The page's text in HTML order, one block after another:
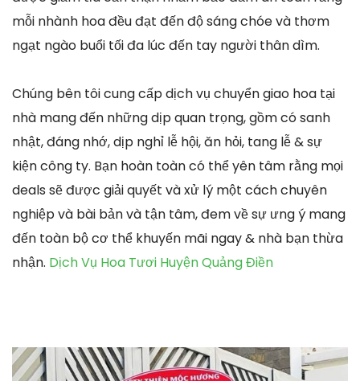
mỗi nhành hoa đều đạt đến độ sáng chóe và thơm
ngạt ngào buổi tối đa lúc đến tay người thân dìm.
Chúng bên tôi cung cấp dịch vụ chuyển giao hoa tại
nhà mang đến những dịp quan trọng, gồm có sanh
nhật, đáng nhớ, dịp nghỉ lễ hội, ăn hỏi, tang lễ & sự
kiện công ty. Bạn hoàn toàn có thể yên tâm rằng mọi
deals sẽ được giải quyết và xử lý một cách chuyên
nghiệp và bài bản và tận tâm, đem về sự ưng ý mang
đến toàn bộ cơ thể khuyến mãi ngay & nhà bạn thừa
nhận. Dịch Vụ Hoa Tươi Huyện Quảng Điền